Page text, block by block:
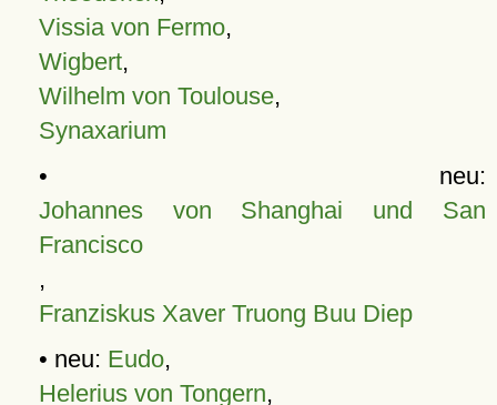
Vissia von Fermo,
Wigbert,
Wilhelm von Toulouse,
Synaxarium
• neu:
Johannes von Shanghai und San
Francisco
,
Franziskus Xaver Truong Buu Diep
• neu: Eudo,
Helerius von Tongern,